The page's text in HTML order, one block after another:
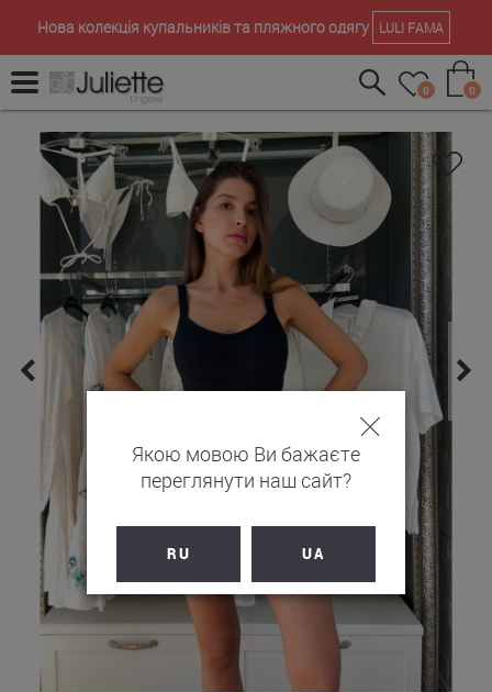
Нова колекція купальників та пляжного одягу LULI FAMA
0 0
Якою мовою Ви бажаєте
переглянути наш сайт?
RU UA